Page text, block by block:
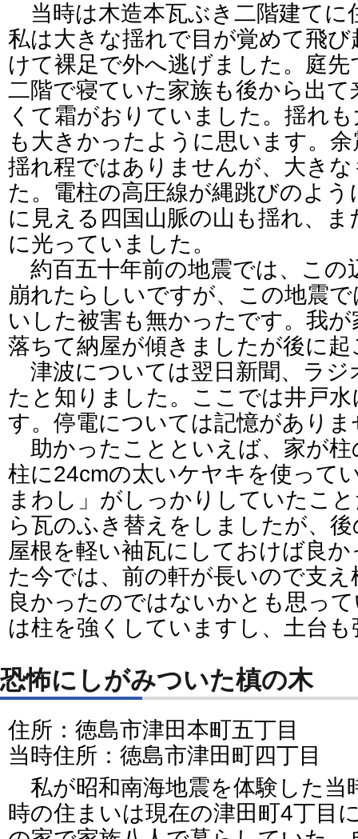
当時は木造本瓦ぶき二階建てに
私は大きな揺れで目が覚めて飛
けて裸足で外へ逃げました。庭
二階で寝ていた家族も後から出
くて霜がおりていました。揺れ
も大きかったように思います。
揺れ程ではありませんが、大き
た。電柱の高圧線が縄跳びのよ
に見える四国山脈の山も揺れ、
に光っていました。
約百五十年前の地震では、この
崩れたらしいですが、この地震
いした被害も無かったです。我
落ちて納屋が傾きましたが後に
津波については翌日新聞、ラジ
たと知りました。ここでは井戸
す。停電については記憶がありま
助かったことといえば、家が柱
柱に24cmの太いケヤキを使って
まわし」がしっかりしていたこ
ら瓦のふき替えをしましたが、
屋根を軽い袖瓦にしておけば良
た今では、前の軒が長いので支
良かったのではないかとも思っ
は柱を強くしていますし、土台
恐怖にしがみついた槙の木
住所：徳島市津田本町五丁目
当時住所：徳島市津田町四丁目
私が昭和南海地震を体験した当
時の住まいは現在の津田町4丁目